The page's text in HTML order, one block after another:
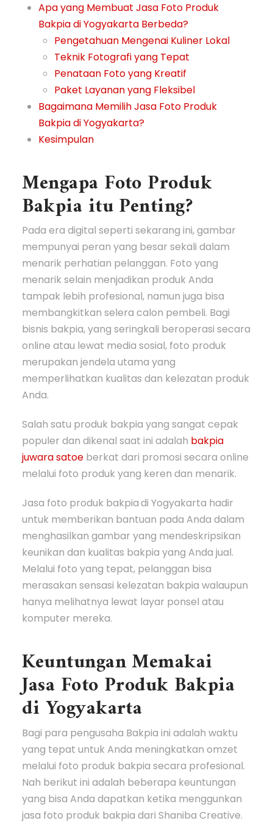
Apa yang Membuat Jasa Foto Produk
Bakpia di Yogyakarta Berbeda?
Pengetahuan Mengenai Kuliner Lokal
Teknik Fotografi yang Tepat
Penataan Foto yang Kreatif
Paket Layanan yang Fleksibel
Bagaimana Memilih Jasa Foto Produk
Bakpia di Yogyakarta?
Kesimpulan
Mengapa Foto Produk
Bakpia itu Penting?
Pada era digital seperti sekarang ini, gambar
mempunyai peran yang besar sekali dalam
menarik perhatian pelanggan. Foto yang
menarik selain menjadikan produk Anda
tampak lebih profesional, namun juga bisa
membangkitkan selera calon pembeli. Bagi
bisnis bakpia, yang seringkali beroperasi secara
online atau lewat media sosial, foto produk
merupakan jendela utama yang
memperlihatkan kualitas dan kelezatan produk
Anda.
Salah satu produk bakpia yang sangat cepak
populer dan dikenal saat ini adalah bakpia
juwara satoe berkat dari promosi secara online
melalui foto produk yang keren dan menarik.
Jasa foto produk bakpiadi Yogyakarta hadir
untuk memberikan bantuan pada Anda dalam
menghasilkan gambar yang mendeskripsikan
keunikan dan kualitas bakpia yang Anda jual.
Melalui foto yang tepat, pelanggan bisa
merasakan sensasi kelezatan bakpia walaupun
hanya melihatnya lewat layar ponsel atau
komputer mereka.
Keuntungan Memakai
Jasa Foto Produk Bakpia
di Yogyakarta
Bagi para pengusaha Bakpia ini adalah waktu
yang tepat untuk Anda meningkatkan omzet
melalui foto produk bakpia secara profesional.
Nah berikut ini adalah beberapa keuntungan
yang bisa Anda dapatkan ketika menggunkan
jasa foto produk bakpia dari Shaniba Creative.